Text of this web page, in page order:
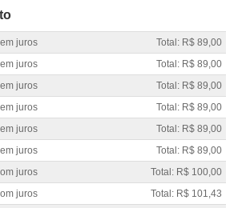
juros
Total: R$ 89,00
juros
Total: R$ 89,00
juros
Total: R$ 89,00
juros
Total: R$ 89,00
juros
Total: R$ 89,00
juros
Total: R$ 89,00
juros
Total: R$ 100,00
juros
Total: R$ 101,43